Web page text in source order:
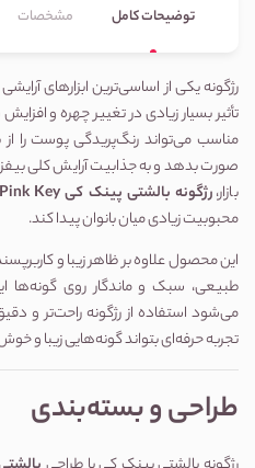
توضیحات کامل مشخصات
رژگونه یکی از اساسی‌ترین ابزارهای
تأثیر بسیار زیادی در تغییر چهره و
مناسب می‌تواند رنگ‌پریدگی پوست را
صورت بدهد و به جذابیت آرایش کلی
بازار،رژگونه بالشتی پینک کی Pink Key
محبوبیت زیادی میان بانوان پیدا کند.
این محصول علاوه بر ظاهر زیبا و
طبیعی، سبک و ماندگار روی گونه‌ها
می‌شود استفاده از رژگونه راحت‌تر و
تجربه حرفه‌ای بتواند گونه‌هایی زیبا و
طراحی و بسته‌بندی